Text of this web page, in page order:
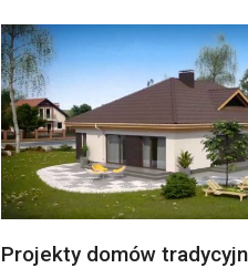
Projekty domów